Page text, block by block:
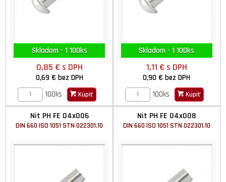
Skladom - 1 100ks
0,85 € s DPH
0,69 € bez DPH
100ks
Kúpiť
Skladom - 1 100ks
1,11 € s DPH
0,90 €bez DPH
100ks
Kúpiť
Nit PH FE 04x006
DIN 660 ISO 1051 STN 022301.10
Nit PH FE 04x008
DIN 660 ISO 1051 STN 022301.10